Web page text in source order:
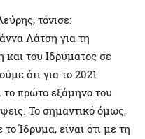
τόνισε:
Λάτση για τη
και του Ιδρύματος σε
ότι για το 2021
πρώτο εξάμηνο του
Το σημαντικό όμως,
Ίδρυμα, είναι ότι με τη